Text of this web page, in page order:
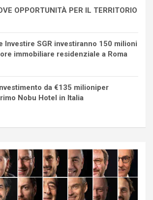
OPPORTUNITÀ PER IL TERRITORIO
Investire SGR investiranno 150 milioni
immobiliare residenziale a Roma
da €135 milioniper
Nobu Hotel in Italia